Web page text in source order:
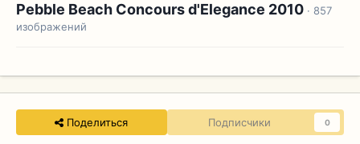
Pebble Beach Concours d'Elegance 2010 · 857
изображений
Поделиться Подписчики 0